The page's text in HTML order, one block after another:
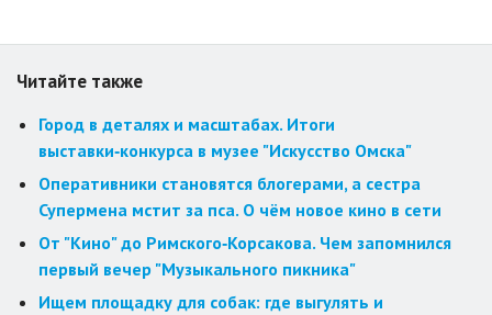
Читайте также
Город в деталях и масштабах. Итоги
выставки‑конкурса в музее "Искусство Омска"
Оперативники становятся блогерами, а сестра
Супермена мстит за пса. О чём новое кино в сети
От "Кино" до Римского‑Корсакова. Чем запомнился
первый вечер "Музыкального пикника"
Ищем площадку для собак: где выгулять и